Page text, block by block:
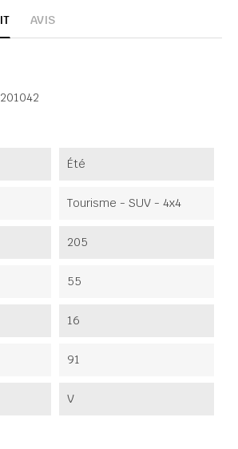
AVIS
Été
Tourisme - SUV - 4x4
205
55
16
91
V